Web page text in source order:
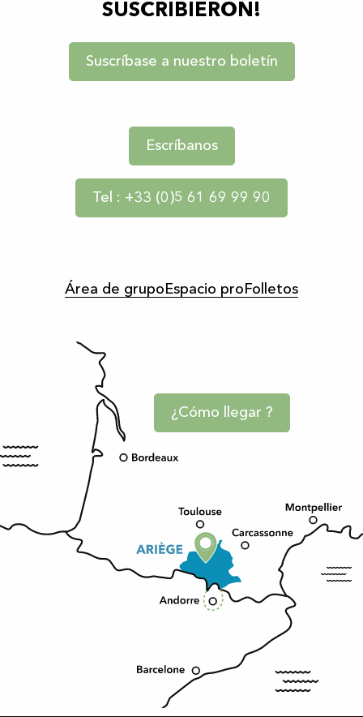
SUSCRIBIERON!
Suscríbase a nuestro boletín
Escríbanos
Tel : +33 (0)5 61 69 99 90
Área de grupo Espacio pro Folletos
¿Cómo llegar ?